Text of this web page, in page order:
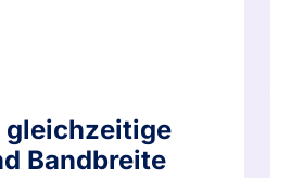
gleichzeitige
Bandbreite